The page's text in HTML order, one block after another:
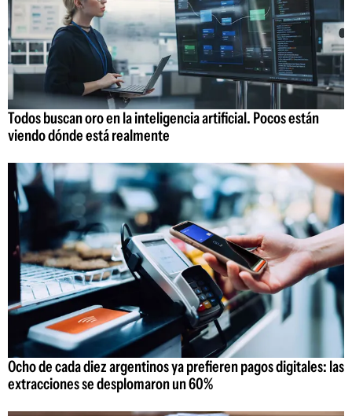
Todos buscan oro en la inteligencia artificial. Pocos están
viendo dónde está realmente
Ocho de cada diez argentinos ya prefieren pagos digitales: las
extracciones se desplomaron un 60%